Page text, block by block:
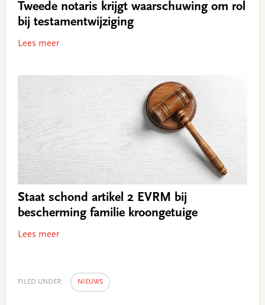
Tweede notaris krijgt waarschuwing om rol
bij testamentwijziging
Lees meer
Staat schond artikel 2 EVRM bij
bescherming familie kroongetuige
Lees meer
FILED UNDER: NIEUWS